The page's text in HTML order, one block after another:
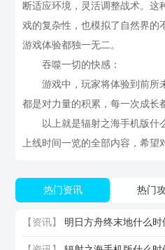
断适应环境，灵活调整战术。这
戏的复杂性，也模拟了自然界的
游戏体验都独一无二。
吞噬一切的快感：
游戏中，玩家将体验到前所
都是对力量的积累，每一次成长
以上就是辐射之海手机版什
上线时间一览的全部内容，希望
热门资讯 热门
【资讯】